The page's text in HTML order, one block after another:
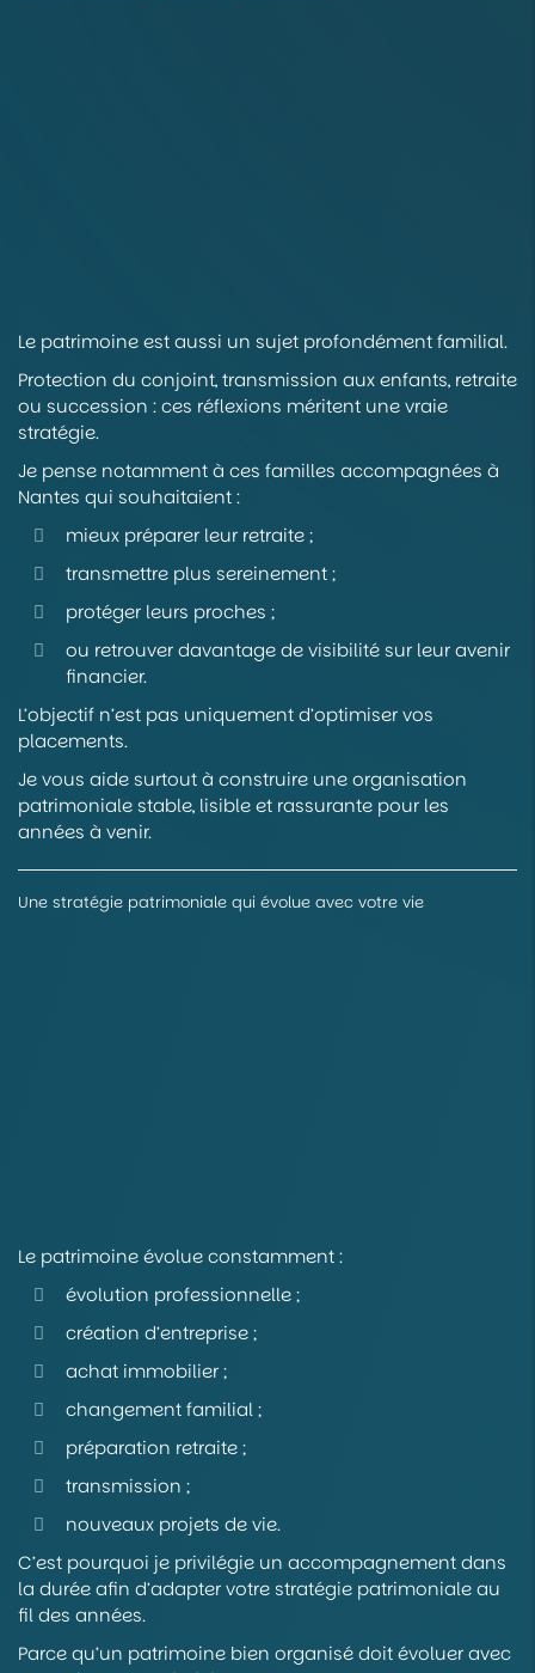
Le patrimoine est aussi un sujet profondément familial.
Protection du conjoint, transmission aux enfants, retraite
ou succession : ces réflexions méritent une vraie
stratégie.
Je pense notamment à ces familles accompagnées à
Nantes qui souhaitaient :
mieux préparer leur retraite ;
transmettre plus sereinement ;
protéger leurs proches ;
ou retrouver davantage de visibilité sur leur avenir
financier.
L’objectif n’est pas uniquement d’optimiser vos
placements.
Je vous aide surtout à construire une organisation
patrimoniale stable, lisible et rassurante pour les
années à venir.
Une stratégie patrimoniale qui évolue avec votre vie
Le patrimoine évolue constamment :
évolution professionnelle ;
création d’entreprise ;
achat immobilier ;
changement familial ;
préparation retraite ;
transmission ;
nouveaux projets de vie.
C’est pourquoi je privilégie un accompagnement dans
la durée afin d’adapter votre stratégie patrimoniale au
fil des années.
Parce qu’un patrimoine bien organisé doit évoluer avec